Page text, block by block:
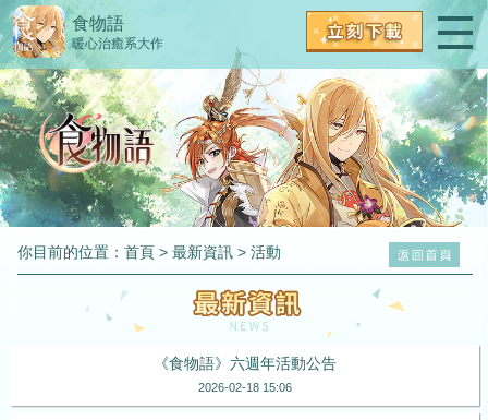
食物語
暖心治癒系大作
你目前的位置：首頁 >最新資訊 >活動
《食物語》六週年活動公告
2026-02-18 15:06